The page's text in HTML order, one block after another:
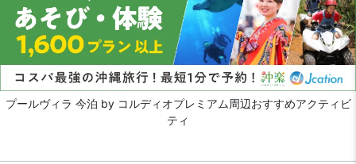
プールヴィラ 今泊 by コルディオプレミアム周辺おすすめアクティビ
ティ